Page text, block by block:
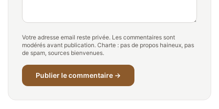
Votre adresse email reste privée. Les commentaires sont
modérés avant publication. Charte : pas de propos haineux, pas
de spam, sources bienvenues.
Publier le commentaire →